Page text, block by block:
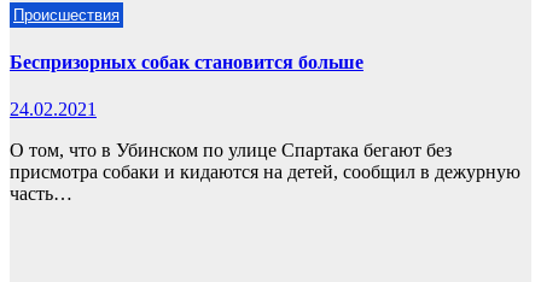
Происшествия
Беспризорных собак становится больше
24.02.2021
О том, что в Убинском по улице Спартака бегают без
присмотра собаки и кидаются на детей, сообщил в дежурную
часть…